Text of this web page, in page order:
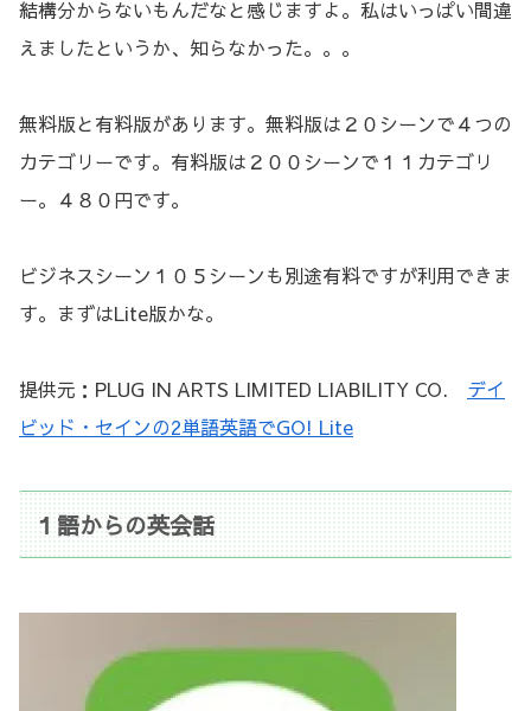
結構分からないもんだなと感じますよ。私はいっぱい間違
えましたというか、知らなかった。。。
無料版と有料版があります。無料版は２０シーンで４つの
カテゴリーです。有料版は２００シーンで１１カテゴリ
ー。４８０円です。
ビジネスシーン１０５シーンも別途有料ですが利用できま
す。まずはLite版かな。
提供元：PLUG IN ARTS LIMITED LIABILITY CO. デイ
ビッド・セインの2単語英語でGO! Lite
１語からの英会話